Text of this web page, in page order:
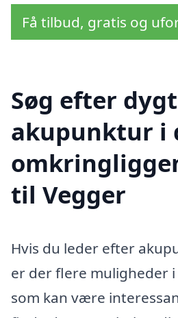
Få tilbud, gratis og
Søg efter
akupunktur i
til Vegger
Hvis du leder efter
er der flere muligheder
som kan være